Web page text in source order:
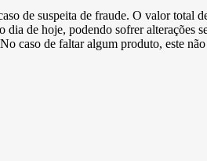
de suspeita de fraude. O valor total
dia de hoje, podendo sofrer
caso de faltar algum produto, este